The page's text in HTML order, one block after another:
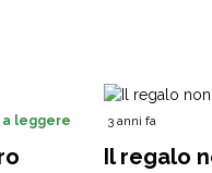
a leggere 3 anni fa
Il regalo